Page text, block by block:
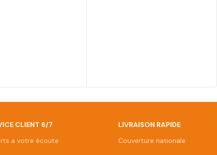
CLIENT 6/7
a votre écoute
LIVRAISON RAPIDE
Couverture nationale